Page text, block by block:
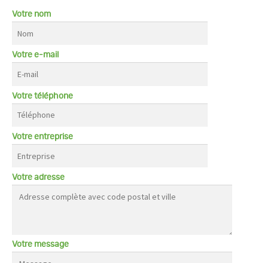
Votre nom
Votre e-mail
Votre téléphone
Votre entreprise
Votre adresse
Votre message